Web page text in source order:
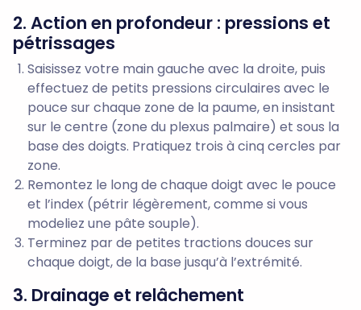
2. Action en profondeur : pressions et
pétrissages
Saisissez votre main gauche avec la droite, puis
effectuez de petits pressions circulaires avec le
pouce sur chaque zone de la paume, en insistant
sur le centre (zone du plexus palmaire) et sous la
base des doigts. Pratiquez trois à cinq cercles par
zone.
Remontez le long de chaque doigt avec le pouce
et l’index (pétrir légèrement, comme si vous
modeliez une pâte souple).
Terminez par de petites tractions douces sur
chaque doigt, de la base jusqu’à l’extrémité.
3. Drainage et relâchement